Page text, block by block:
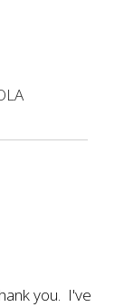
you. I've